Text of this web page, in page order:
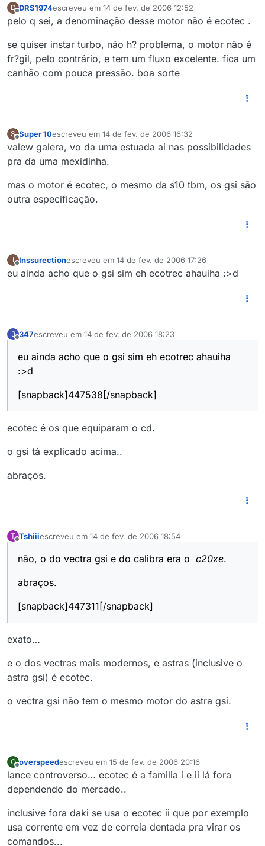
D
Offline
DRS1974escreveu em 14 de fev. de 2006 12:52
última edição por
pelo q sei, a denominação desse motor não é ecotec .
se quiser instar turbo, não h? problema, o motor não é
fr?gil, pelo contrário, e tem um fluxo excelente. fica um
canhão com pouca pressão. boa sorte
S
Offline
Super 10escreveu em 14 de fev. de 2006 16:32
última edição por
valew galera, vo da uma estuada ai nas possibilidades
pra da uma mexidinha.
mas o motor é ecotec, o mesmo da s10 tbm, os gsi são
outra especificação.
I
Offline
Inssurectionescreveu em 14 de fev. de 2006 17:26
última edição por
eu ainda acho que o gsi sim eh ecotrec ahauiha :>d
3 347escreveu em 14 de fev. de 2006 18:23
última edição por
eu ainda acho que o gsi sim eh ecotrec ahauiha
:>d
[snapback]447538[/snapback]
ecotec é os que equiparam o cd.
o gsi tá explicado acima..
abraços.
T Tshiiiescreveu em 14 de fev. de 2006 18:54
última edição por
não, o do vectra gsi e do calibra era o c20xe.
abraços.
[snapback]447311[/snapback]
exato…
e o dos vectras mais modernos, e astras (inclusive o
astra gsi) é ecotec.
o vectra gsi não tem o mesmo motor do astra gsi.
O overspeedescreveu em 15 de fev. de 2006 20:16
última edição por
lance controverso… ecotec é a familia i e ii lá fora
dependendo do mercado..
inclusive fora daki se usa o ecotec ii que por exemplo
usa corrente em vez de correia dentada pra virar os
comandos...